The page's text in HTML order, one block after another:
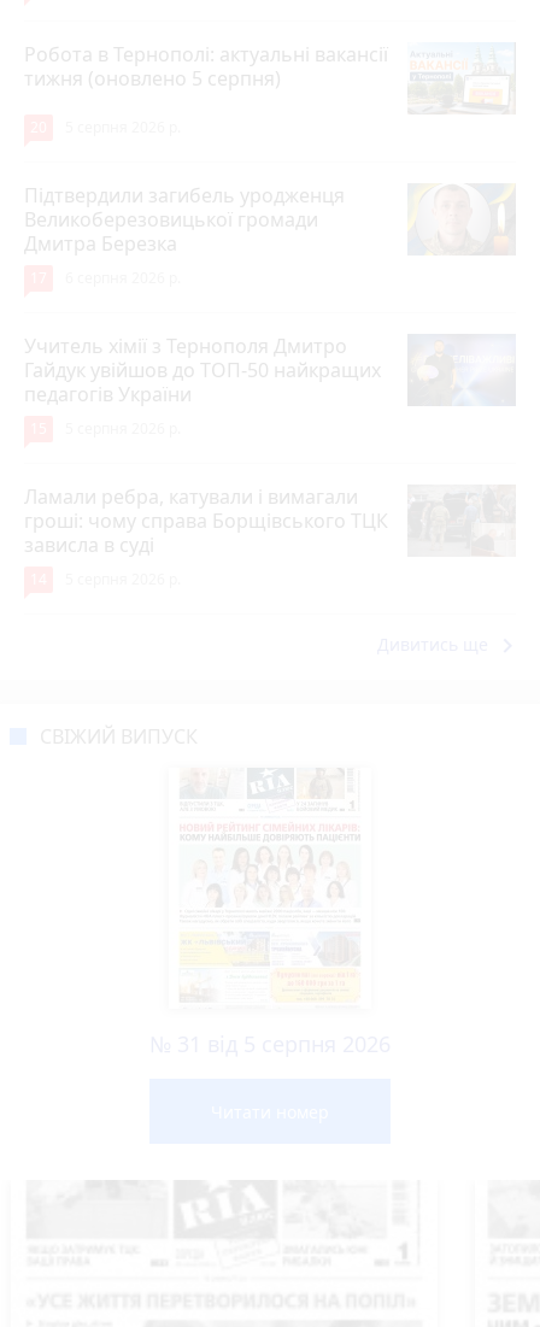
Робота в Тернополі: актуальні вакансії
тижня (оновлено 5 серпня)
Підтвердили загибель уродженця
Великоберезовицької громади
Дмитра Березка
Учитель хімії з Тернополя Дмитро
Гайдук увійшов до ТОП-50 найкращих
педагогів України
Ламали ребра, катували і вимагали
гроші: чому справа Борщівського ТЦК
зависла в суді